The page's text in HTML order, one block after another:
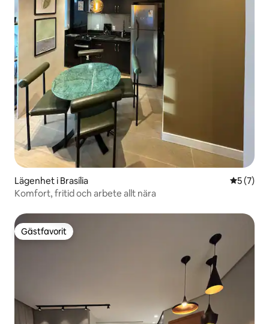
Lägenhet i Brasília 5 av 5 i
5 (7)
Komfort, fritid och arbete allt nära
Gästfavorit
Gästfavorit